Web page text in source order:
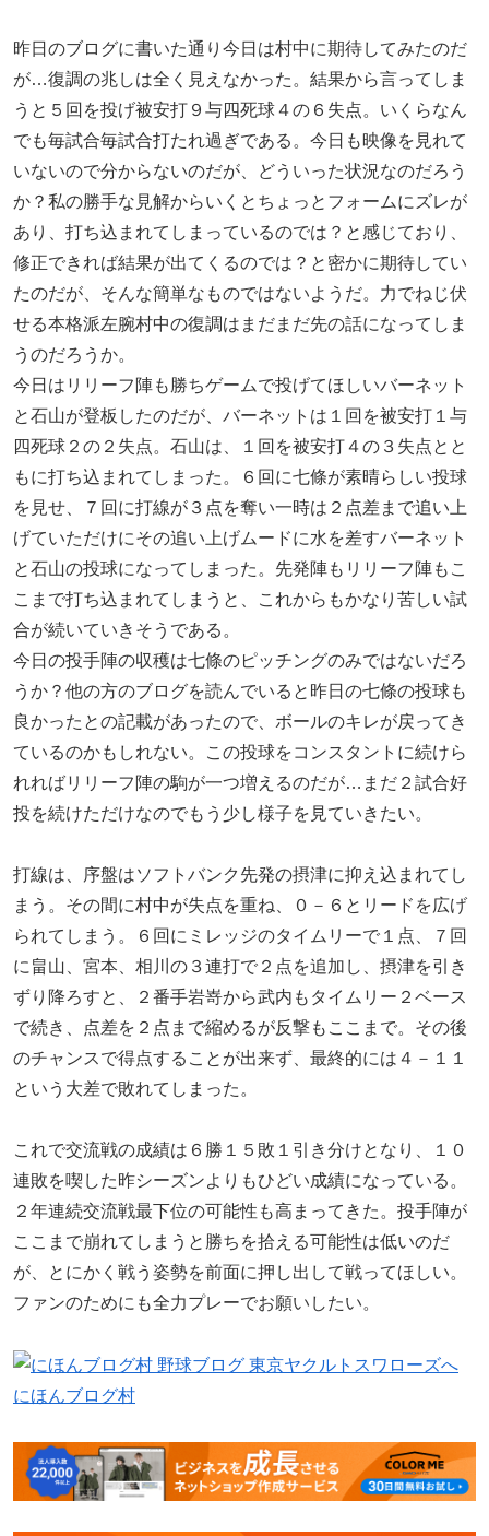
昨日のブログに書いた通り今日は村中に期待してみたのだ
が…復調の兆しは全く見えなかった。結果から言ってしま
うと５回を投げ被安打９与四死球４の６失点。いくらなん
でも毎試合毎試合打たれ過ぎである。今日も映像を見れて
いないので分からないのだが、どういった状況なのだろう
か？私の勝手な見解からいくとちょっとフォームにズレが
あり、打ち込まれてしまっているのでは？と感じており、
修正できれば結果が出てくるのでは？と密かに期待してい
たのだが、そんな簡単なものではないようだ。力でねじ伏
せる本格派左腕村中の復調はまだまだ先の話になってしま
うのだろうか。
今日はリリーフ陣も勝ちゲームで投げてほしいバーネット
と石山が登板したのだが、バーネットは１回を被安打１与
四死球２の２失点。石山は、１回を被安打４の３失点とと
もに打ち込まれてしまった。６回に七條が素晴らしい投球
を見せ、７回に打線が３点を奪い一時は２点差まで追い上
げていただけにその追い上げムードに水を差すバーネット
と石山の投球になってしまった。先発陣もリリーフ陣もこ
こまで打ち込まれてしまうと、これからもかなり苦しい試
合が続いていきそうである。
今日の投手陣の収穫は七條のピッチングのみではないだろ
うか？他の方のブログを読んでいると昨日の七條の投球も
良かったとの記載があったので、ボールのキレが戻ってき
ているのかもしれない。この投球をコンスタントに続けら
れればリリーフ陣の駒が一つ増えるのだが…まだ２試合好
投を続けただけなのでもう少し様子を見ていきたい。
打線は、序盤はソフトバンク先発の摂津に抑え込まれてし
まう。その間に村中が失点を重ね、０－６とリードを広げ
られてしまう。６回にミレッジのタイムリーで１点、７回
に畠山、宮本、相川の３連打で２点を追加し、摂津を引き
ずり降ろすと、２番手岩嵜から武内もタイムリー２ベース
で続き、点差を２点まで縮めるが反撃もここまで。その後
のチャンスで得点することが出来ず、最終的には４－１１
という大差で敗れてしまった。
これで交流戦の成績は６勝１５敗１引き分けとなり、１０
連敗を喫した昨シーズンよりもひどい成績になっている。
２年連続交流戦最下位の可能性も高まってきた。投手陣が
ここまで崩れてしまうと勝ちを拾える可能性は低いのだ
が、とにかく戦う姿勢を前面に押し出して戦ってほしい。
ファンのためにも全力プレーでお願いしたい。
にほんブログ村